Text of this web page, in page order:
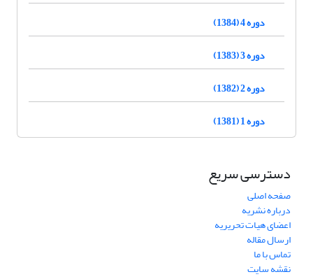
دوره 4 (1384)
دوره 3 (1383)
دوره 2 (1382)
دوره 1 (1381)
دسترسی سریع
صفحه اصلی
درباره نشریه
اعضای هیات تحریریه
ارسال مقاله
تماس با ما
نقشه سایت